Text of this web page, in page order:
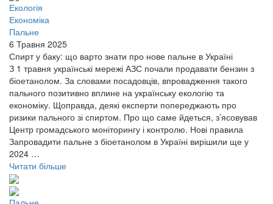
Екологія
Економіка
Пальне
6 Травня 2025
Спирт у баку: що варто знати про нове пальне в Україні
З 1 травня українські мережі АЗС почали продавати бензин з
біоетанолом. За словами посадовців, впровадження такого
пального позитивно вплине на українську екологію та
економіку. Щоправда, деякі експерти попереджають про
ризики пального зі спиртом. Про що саме йдеться, з’ясовував
Центр громадського моніторингу і контролю. Нові правила
Запровадити пальне з біоетанолом в Україні вирішили ще у
2024 …
Читати більше